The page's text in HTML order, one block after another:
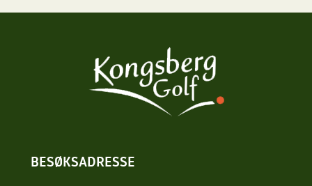
BESØKSADRESSE